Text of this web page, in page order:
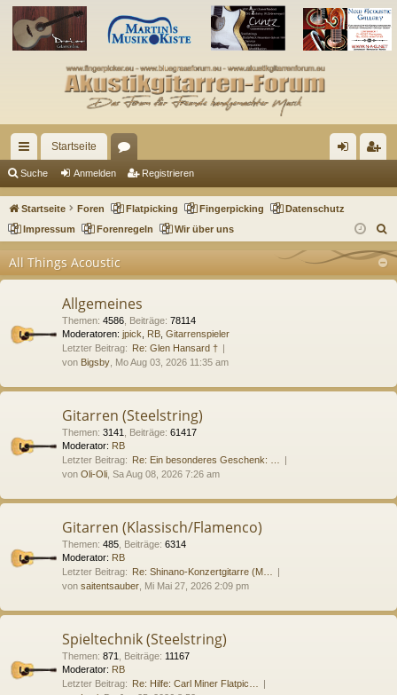
ch
ne
llz
riff
Startseite
en m
de
n
ist
rie
re
n
Suche Anmelden Registrieren
Startseite Foren Flatpicking Fingerpicking
Datenschutz
Impressum
Forenregeln Wir über uns
All Things Acoustic
Allgemeines
Themen: 4586 Beiträge: 78114
Moderatoren: jpick RB Gitarrenspieler
Letzter Beitrag: Re: Glen Hansard †
von Bigsby , Mo Aug 03, 2026 11:35 am
Gitarren (Steelstring)
Themen: 3141 Beiträge: 61417
Moderator: RB
Letzter Beitrag: Re: Ein besonderes Geschenk: …
von Oli-Oli , Sa Aug 08, 2026 7:26 am
Gitarren (Klassisch/Flamenco)
Themen: 485 Beiträge: 6314
Moderator: RB
Letzter Beitrag: Re: Shinano-Konzertgitarre (M…
von saitentsauber , Mi Mai 27, 2026 2:09 pm
Spieltechnik (Steelstring)
Themen: 871 Beiträge: 11167
Moderator: RB
Letzter Beitrag: Re: Hilfe: Carl Miner Flatpic…